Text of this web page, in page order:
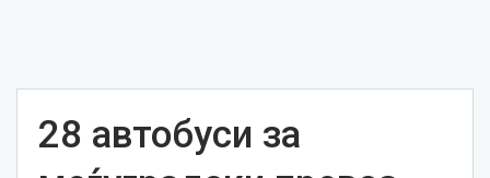
28 автобуси за